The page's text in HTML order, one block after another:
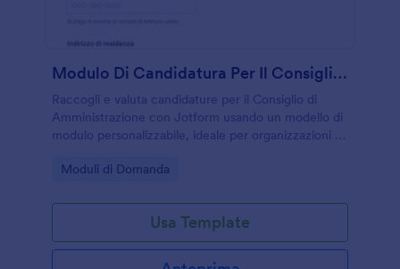
Modulo Di Candidatura Per Il Consiglio Di Amministrazione
Raccogli e valuta candidature per il Consiglio di
Amministrazione con Jotform usando un modello di
modulo personalizzabile, ideale per organizzazioni e
dati online in modo ordinato.
Go to Category:
Moduli di Domanda
Usa Template